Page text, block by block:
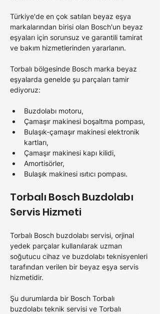
Türkiye'de en çok satılan beyaz eşya
markalarından birisi olan Bosch'un beyaz
eşyaları için sorunsuz ve garantili tamirat
ve bakım hizmetlerinden yararlanın.
Torbalı bölgesinde Bosch marka beyaz
eşyalarda genelde şu parçaları tamir
ediyoruz:
Buzdolabı motoru,
Çamaşır makinesi boşaltma pompası,
Bulaşık-çamaşır makinesi elektronik
kartları,
Çamaşır makinesi kapı kilidi,
Amortisörler,
Bulaşık makinesi ısıtıcı pompası.
Torbalı Bosch Buzdolabı
Servis Hizmeti
Torbalı Bosch buzdolabı servisi, orjinal
yedek parçalar kullanılarak uzman
soğutucu cihaz ve buzdolabı teknisyenleri
tarafından verilen bir beyaz eşya servis
hizmetidir.
Şu durumlarda bir Bosch Torbalı
buzdolabı teknik servisi ve Torbalı